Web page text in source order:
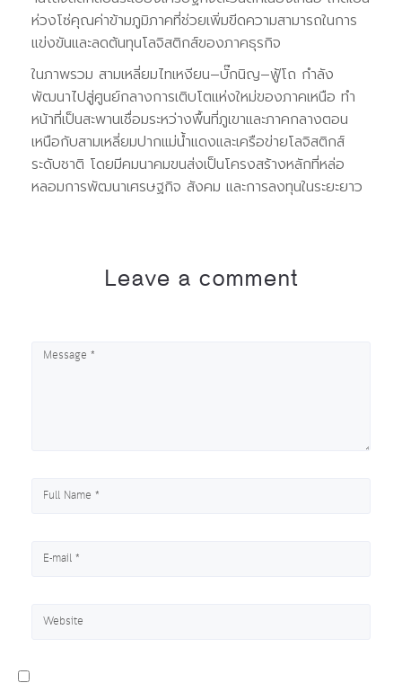
ห่วงโซ่คุณค่าข้ามภูมิภาคที่ช่วยเพิ่มขีดความสามารถในการ
แข่งขันและลดต้นทุนโลจิสติกส์ของภาคธุรกิจ
ในภาพรวม สามเหลี่ยมไทเหงียน–บั๊กนิญ–ฟู้โถ กำลัง
พัฒนาไปสู่ศูนย์กลางการเติบโตแห่งใหม่ของภาคเหนือ ทำ
หน้าที่เป็นสะพานเชื่อมระหว่างพื้นที่ภูเขาและภาคกลางตอน
เหนือกับสามเหลี่ยมปากแม่น้ำแดงและเครือข่ายโลจิสติกส์
ระดับชาติ โดยมีคมนาคมขนส่งเป็นโครงสร้างหลักที่หล่อ
หลอมการพัฒนาเศรษฐกิจ สังคม และการลงทุนในระยะยาว
Leave a comment